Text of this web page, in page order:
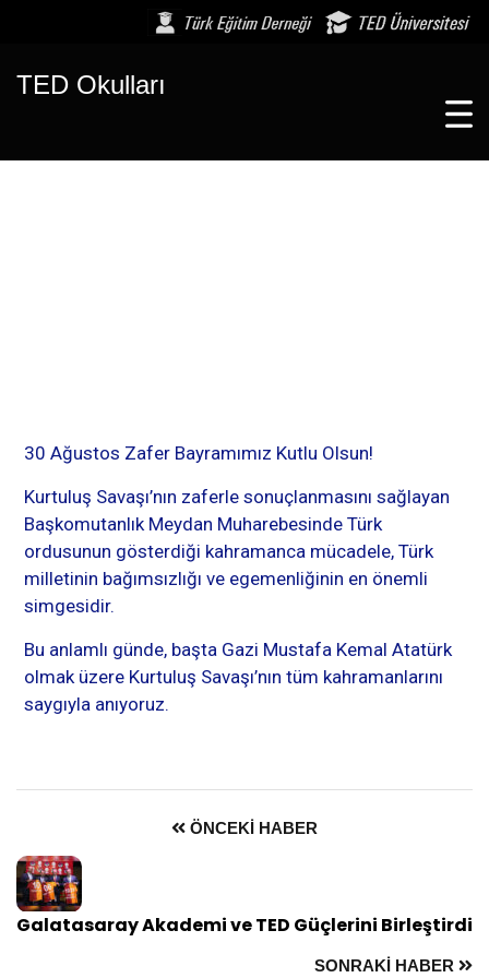
TED Okulları
30 Ağustos Zafer Bayramımız Kutlu Olsun!
Kurtuluş Savaşı’nın zaferle sonuçlanmasını sağlayan
Başkomutanlık Meydan Muharebesinde Türk
ordusunun gösterdiği kahramanca mücadele, Türk
milletinin bağımsızlığı ve egemenliğinin en önemli
simgesidir.
Bu anlamlı günde, başta Gazi Mustafa Kemal Atatürk
olmak üzere Kurtuluş Savaşı’nın tüm kahramanlarını
saygıyla anıyoruz.
ÖNCEKI HABER
Galatasaray Akademi ve TED Güçlerini Birleştirdi
SONRAKI HABER